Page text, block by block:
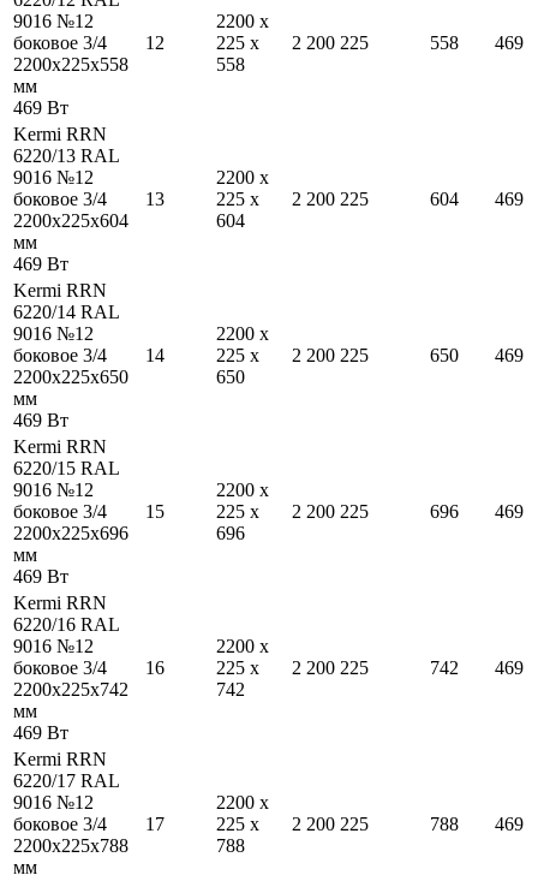
9016 №12
боковое 3/4
2200x225x558
мм
469 Вт
12
2200 x
225 x
558
2 200 225 558 469
Kermi RRN
6220/13 RAL
9016 №12
боковое 3/4
2200x225x604
мм
469 Вт
13
2200 x
225 x
604
2 200 225 604 469
Kermi RRN
6220/14 RAL
9016 №12
боковое 3/4
2200x225x650
мм
469 Вт
14
2200 x
225 x
650
2 200 225 650 469
Kermi RRN
6220/15 RAL
9016 №12
боковое 3/4
2200x225x696
мм
469 Вт
15
2200 x
225 x
696
2 200 225 696 469
Kermi RRN
6220/16 RAL
9016 №12
боковое 3/4
2200x225x742
мм
469 Вт
16
2200 x
225 x
742
2 200 225 742 469
Kermi RRN
6220/17 RAL
9016 №12
боковое 3/4
2200x225x788
мм
17
2200 x
225 x
788
2 200 225 788 469